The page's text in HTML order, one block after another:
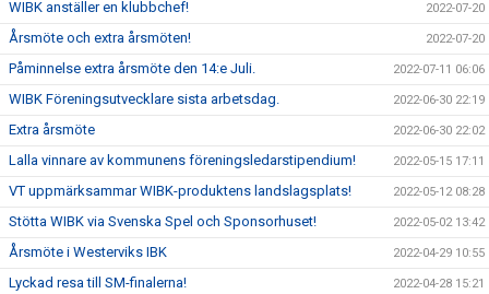
WIBK anställer en klubbchef! 2022-07-20
Årsmöte och extra årsmöten! 2022-07-20
Påminnelse extra årsmöte den 14:e Juli. 2022-07-11 06:06
WIBK Föreningsutvecklare sista arbetsdag. 2022-06-30 22:19
Extra årsmöte 2022-06-30 22:02
Lalla vinnare av kommunens föreningsledarstipendium! 2022-05-15 17:11
VT uppmärksammar WIBK-produktens landslagsplats! 2022-05-12 08:28
Stötta WIBK via Svenska Spel och Sponsorhuset! 2022-05-02 13:42
Årsmöte i Westerviks IBK 2022-04-29 10:55
Lyckad resa till SM-finalerna! 2022-04-28 15:21